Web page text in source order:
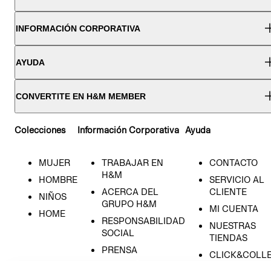
INFORMACIÓN CORPORATIVA
AYUDA
CONVERTITE EN H&M MEMBER
Colecciones
MUJER
HOMBRE
NIÑOS
HOME
Información Corporativa
TRABAJAR EN
H&M
ACERCA DEL
GRUPO H&M
RESPONSABILIDAD
SOCIAL
PRENSA
Ayuda
CONTACTO
SERVICIO AL
CLIENTE
MI CUENTA
NUESTRAS
TIENDAS